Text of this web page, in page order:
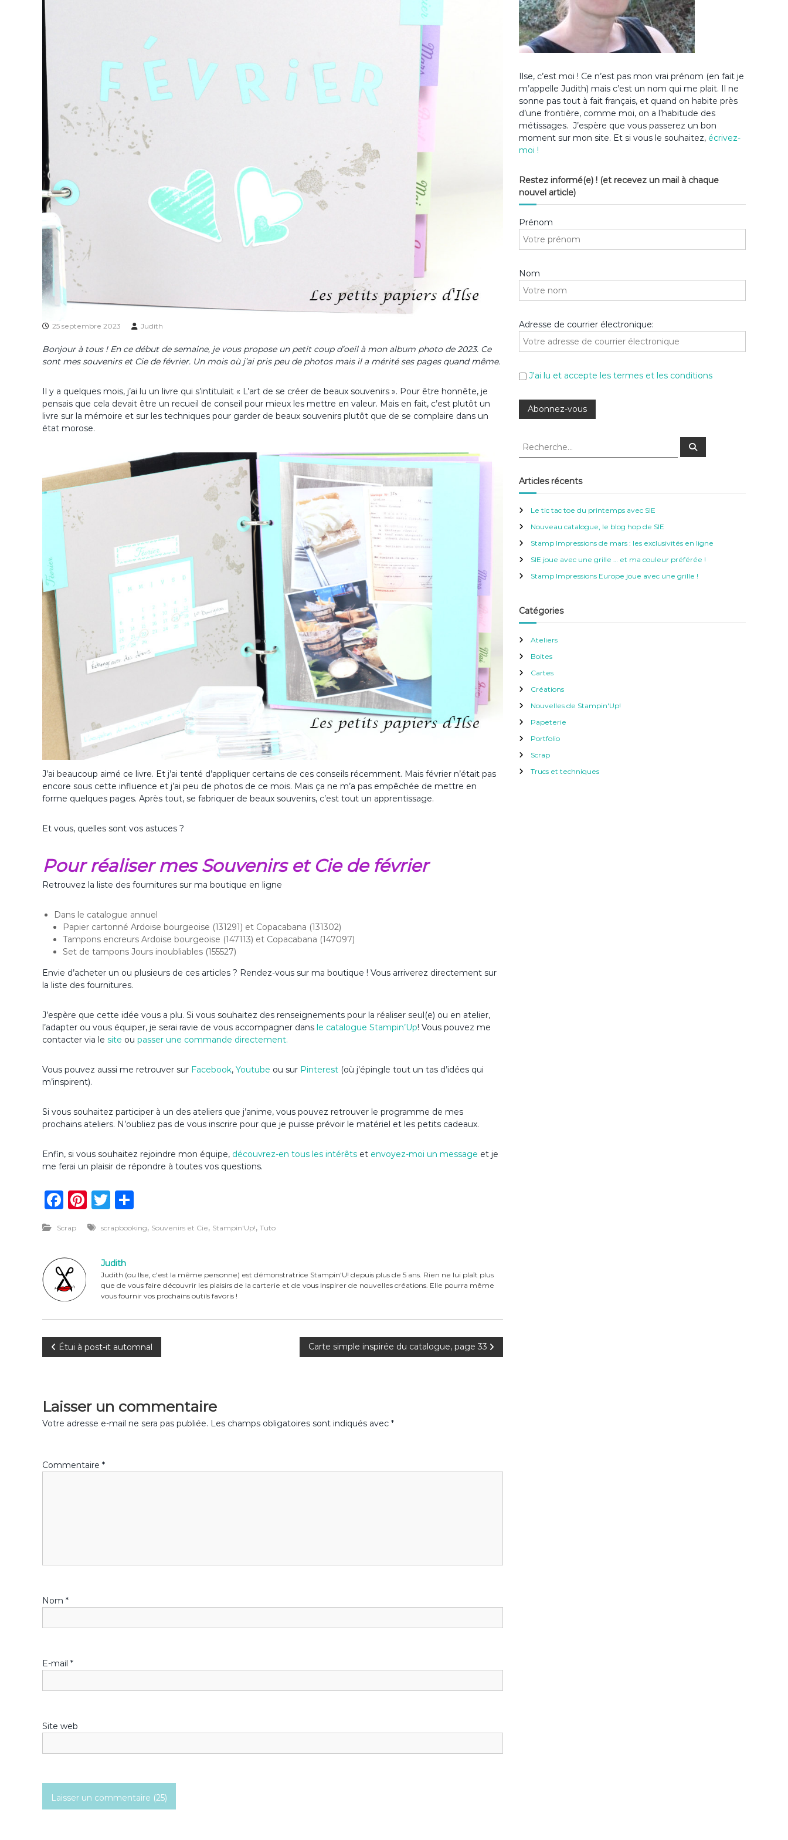
25 septembre 2023 Judith
Bonjour à tous ! En ce début de semaine, je vous propose un petit coup d’oeil à mon album photo de 2023. Ce
sont mes souvenirs et Cie de février. Un mois où j’ai pris peu de photos mais il a mérité ses pages quand même.
Il y a quelques mois, j’ai lu un livre qui s’intitulait « L’art de se créer de beaux souvenirs ». Pour être honnête, je
pensais que cela devait être un recueil de conseil pour mieux les mettre en valeur. Mais en fait, c’est plutôt un
livre sur la mémoire et sur les techniques pour garder de beaux souvenirs plutôt que de se complaire dans un
état morose.
J’ai beaucoup aimé ce livre. Et j’ai tenté d’appliquer certains de ces conseils récemment. Mais février n’était pas
encore sous cette influence et j’ai peu de photos de ce mois. Mais ça ne m’a pas empêchée de mettre en
forme quelques pages. Après tout, se fabriquer de beaux souvenirs, c’est tout un apprentissage.
Et vous, quelles sont vos astuces ?
Pour réaliser mes Souvenirs et Cie de février
Retrouvez la liste des fournitures sur ma boutique en ligne
Dans le catalogue annuel
Papier cartonné Ardoise bourgeoise (131291) et Copacabana (131302)
Tampons encreurs Ardoise bourgeoise (147113) et Copacabana (147097)
Set de tampons Jours inoubliables (155527)
Envie d’acheter un ou plusieurs de ces articles ? Rendez-vous sur ma boutique ! Vous arriverez directement sur
la liste des fournitures.
J’espère que cette idée vous a plu. Si vous souhaitez des renseignements pour la réaliser seul(e) ou en atelier,
l’adapter ou vous équiper, je serai ravie de vous accompagner dans le catalogue Stampin’Up! Vous pouvez me
contacter via le site ou passer une commande directement.
Vous pouvez aussi me retrouver sur Facebook, Youtube ou sur Pinterest (où j’épingle tout un tas d’idées qui
m’inspirent).
Si vous souhaitez participer à un des ateliers que j’anime, vous pouvez retrouver le programme de mes
prochains ateliers. N’oubliez pas de vous inscrire pour que je puisse prévoir le matériel et les petits cadeaux.
Enfin, si vous souhaitez rejoindre mon équipe, découvrez-en tous les intérêts et envoyez-moi un message et je
me ferai un plaisir de répondre à toutes vos questions.
F
c
e
b
o
k
Pi
n
te
re
st
T
it
te
r
ta
er
Scrap scrapbooking, Souvenirs et Cie, Stampin'Up!, Tuto
Judith
Judith (ou Ilse, c'est la même personne) est démonstratrice Stampin'U! depuis plus de 5 ans. Rien ne lui plaît plus
que de vous faire découvrir les plaisirs de la carterie et de vous inspirer de nouvelles créations. Elle pourra même
vous fournir vos prochains outils favoris !
N
v
i
o
d
l
’
a
Étui à post-it automnal Carte simple inspirée du catalogue, page 33
Laisser un commentaire
Votre adresse e-mail ne sera pas publiée. Les champs obligatoires sont indiqués avec *
Commentaire *
Nom *
E-mail *
Site web
Ilse, c’est moi ! Ce n’est pas mon vrai prénom (en fait je
m’appelle Judith) mais c’est un nom qui me plait. Il ne
sonne pas tout à fait français, et quand on habite près
d’une frontière, comme moi, on a l’habitude des
métissages. J’espère que vous passerez un bon
moment sur mon site. Et si vous le souhaitez, écrivez-
moi !
Restez informé(e) ! (et recevez un mail à chaque
nouvel article)
Prénom
Nom
Adresse de courrier électronique:
J'ai lu et accepte les termes et les conditions
R
h
e
c
h
e
:
R
c
Articles récents
Le tic tac toe du printemps avec SIE
Nouveau catalogue, le blog hop de SIE
Stamp Impressions de mars : les exclusivités en ligne
SIE joue avec une grille … et ma couleur préférée !
Stamp Impressions Europe joue avec une grille !
Catégories
Ateliers
Boites
Cartes
Créations
Nouvelles de Stampin'Up!
Papeterie
Portfolio
Scrap
Trucs et techniques